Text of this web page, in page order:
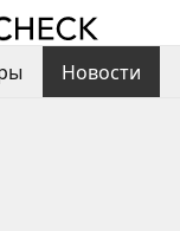
Новости